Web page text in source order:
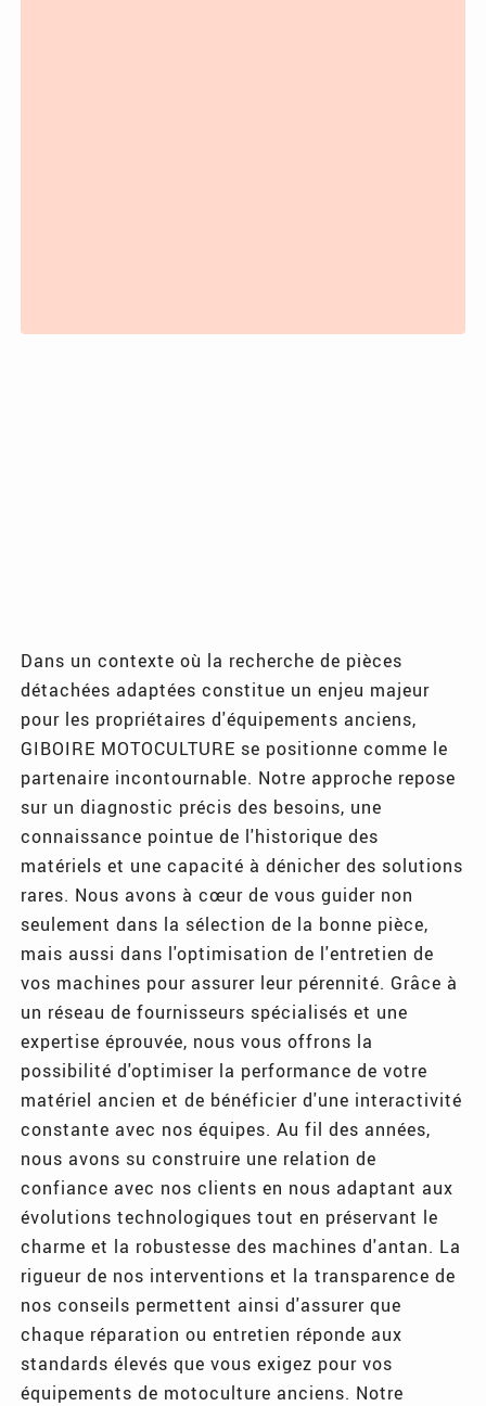
Dans un contexte où la recherche de pièces
détachées adaptées constitue un enjeu majeur
pour les propriétaires d'équipements anciens,
GIBOIRE MOTOCULTURE se positionne comme le
partenaire incontournable. Notre approche repose
sur un diagnostic précis des besoins, une
connaissance pointue de l'historique des
matériels et une capacité à dénicher des solutions
rares. Nous avons à cœur de vous guider non
seulement dans la sélection de la bonne pièce,
mais aussi dans l'optimisation de l'entretien de
vos machines pour assurer leur pérennité. Grâce à
un réseau de fournisseurs spécialisés et une
expertise éprouvée, nous vous offrons la
possibilité d'optimiser la performance de votre
matériel ancien et de bénéficier d'une interactivité
constante avec nos équipes. Au fil des années,
nous avons su construire une relation de
confiance avec nos clients en nous adaptant aux
évolutions technologiques tout en préservant le
charme et la robustesse des machines d'antan. La
rigueur de nos interventions et la transparence de
nos conseils permettent ainsi d'assurer que
chaque réparation ou entretien réponde aux
standards élevés que vous exigez pour vos
équipements de motoculture anciens. Notre